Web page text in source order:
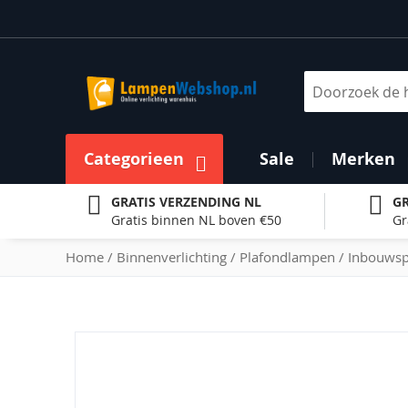
naar
inhoud
Categorieen Sale Merken
GRATIS VERZENDING NL
Gratis binnen NL boven €50
Home Binnenverlichting Plafondlampen